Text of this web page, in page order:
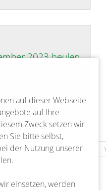
2023 heulen
110 111 112
auf dieser Webseite
auf Ihre
Zweck setzen wir
Sie bitte selbst,
der Nutzung unserer
einsetzen, werden